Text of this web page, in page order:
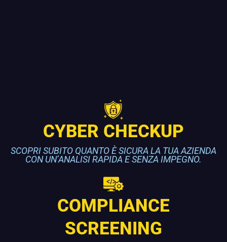
CYBER CHECKUP
SCOPRI SUBITO QUANTO È SICURA LA TUA AZIENDA
CON UN’ANALISI RAPIDA E SENZA IMPEGNO.
COMPLIANCE
SCREENING